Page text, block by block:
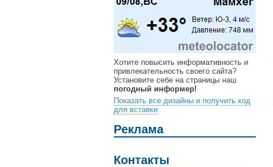
Хотите повысить информативность и
привлекательность своего сайта?
Установите себе на страницы наш
погодный информер!
Показать все дизайны и получить код
для вставки
Реклама
Контакты